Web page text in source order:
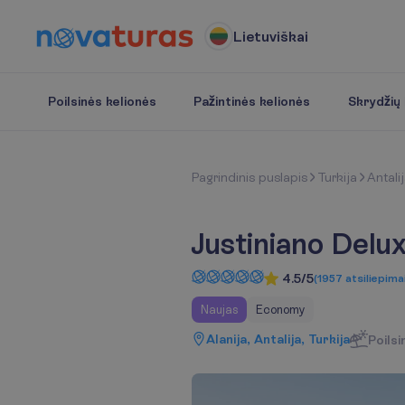
Lietuviškai
Poilsinės kelionės Pažintinės kelionės Skrydžių
Pagrindinis puslapis Turkija
Justiniano
4.5/5(1957 atsiliepimai
Naujas Economy
Alanija, Antalija, Turkija